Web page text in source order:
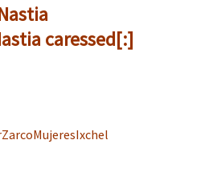
caressed[:]